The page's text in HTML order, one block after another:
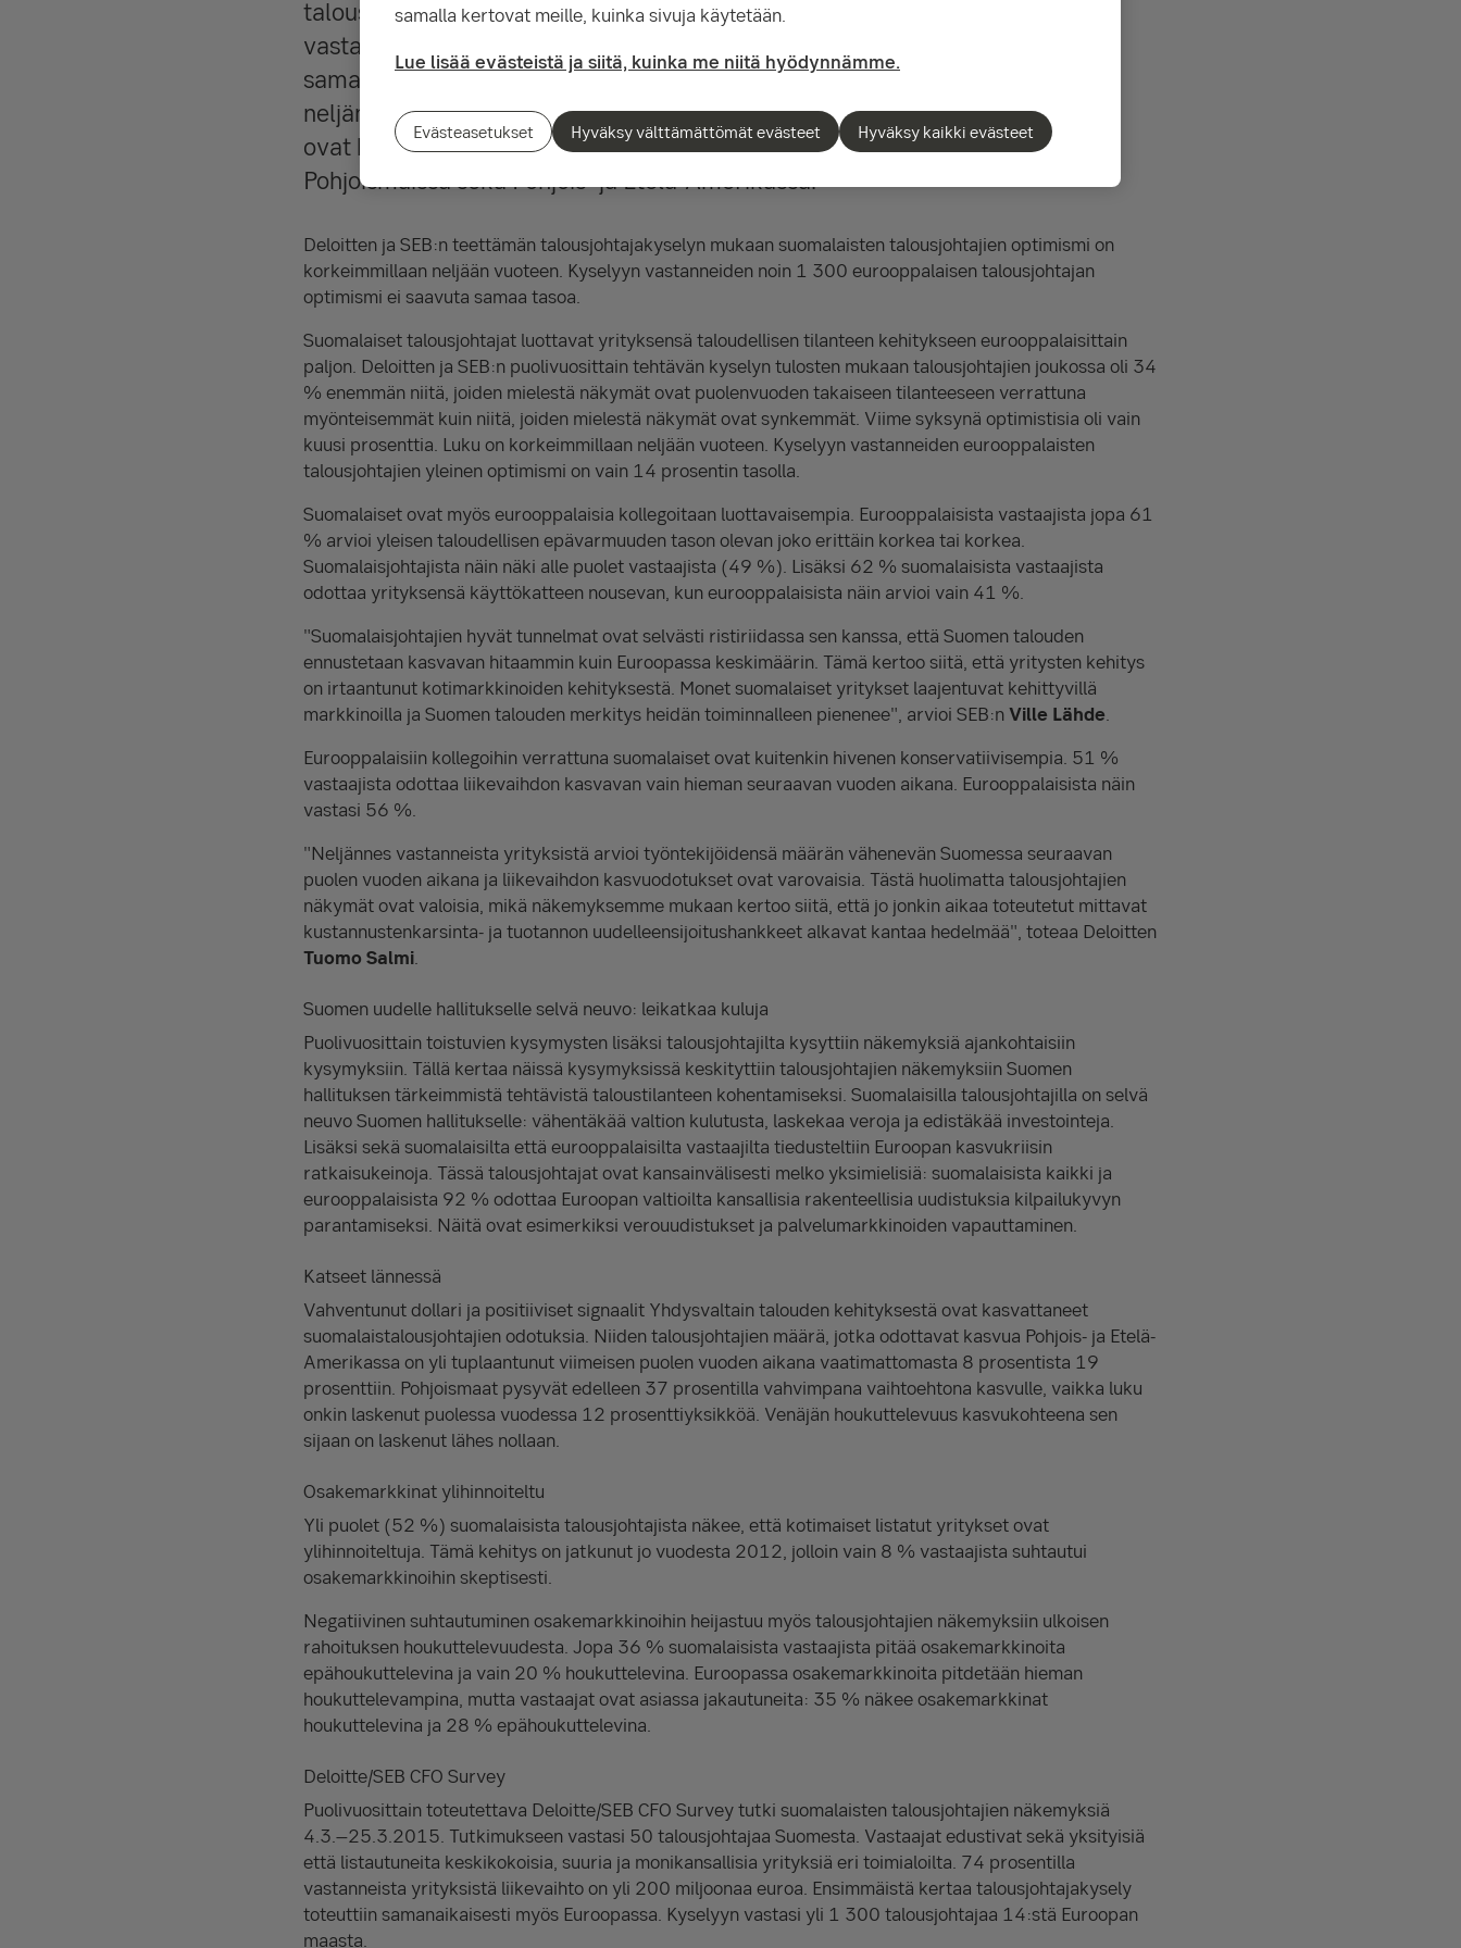
talousjohtajien optimismi on korkeimmillaan neljään vuoteen. Kyselyyn
vastanneiden noin 1 300 eurooppalaisen talousjohtajan optimismi ei saavuta
samaa tasoa. Optimismista huolimatta irtisanomisia on tiedossa vielä
neljännekseen vastanneista yrityksistä. Suomalaisten talousjohtajien katseet
ovat kääntyneet vahvasti länteen: parhaat kasvumahdollisuudet nähdään
Pohjoismaissa sekä Pohjois- ja Etelä-Amerikassa.
Deloitten ja SEB:n teettämän talousjohtajakyselyn mukaan suomalaisten talousjohtajien optimismi on
korkeimmillaan neljään vuoteen. Kyselyyn vastanneiden noin 1 300 eurooppalaisen talousjohtajan
optimismi ei saavuta samaa tasoa.
Suomalaiset talousjohtajat luottavat yrityksensä taloudellisen tilanteen kehitykseen eurooppalaisittain
paljon. Deloitten ja SEB:n puolivuosittain tehtävän kyselyn tulosten mukaan talousjohtajien joukossa oli 34
% enemmän niitä, joiden mielestä näkymät ovat puolenvuoden takaiseen tilanteeseen verrattuna
myönteisemmät kuin niitä, joiden mielestä näkymät ovat synkemmät. Viime syksynä optimistisia oli vain
kuusi prosenttia. Luku on korkeimmillaan neljään vuoteen. Kyselyyn vastanneiden eurooppalaisten
talousjohtajien yleinen optimismi on vain 14 prosentin tasolla.
Suomalaiset ovat myös eurooppalaisia kollegoitaan luottavaisempia. Eurooppalaisista vastaajista jopa 61
% arvioi yleisen taloudellisen epävarmuuden tason olevan joko erittäin korkea tai korkea.
Suomalaisjohtajista näin näki alle puolet vastaajista (49 %). Lisäksi 62 % suomalaisista vastaajista
odottaa yrityksensä käyttökatteen nousevan, kun eurooppalaisista näin arvioi vain 41 %.
"Suomalaisjohtajien hyvät tunnelmat ovat selvästi ristiriidassa sen kanssa, että Suomen talouden
ennustetaan kasvavan hitaammin kuin Euroopassa keskimäärin. Tämä kertoo siitä, että yritysten kehitys
on irtaantunut kotimarkkinoiden kehityksestä. Monet suomalaiset yritykset laajentuvat kehittyvillä
markkinoilla ja Suomen talouden merkitys heidän toiminnalleen pienenee", arvioi SEB:nVille Lähde.
Eurooppalaisiin kollegoihin verrattuna suomalaiset ovat kuitenkin hivenen konservatiivisempia. 51 %
vastaajista odottaa liikevaihdon kasvavan vain hieman seuraavan vuoden aikana. Eurooppalaisista näin
vastasi 56 %.
"Neljännes vastanneista yrityksistä arvioi työntekijöidensä määrän vähenevän Suomessa seuraavan
puolen vuoden aikana ja liikevaihdon kasvuodotukset ovat varovaisia. Tästä huolimatta talousjohtajien
näkymät ovat valoisia, mikä näkemyksemme mukaan kertoo siitä, että jo jonkin aikaa toteutetut mittavat
kustannustenkarsinta- ja tuotannon uudelleensijoitushankkeet alkavat kantaa hedelmää", toteaa Deloitten
Tuomo Salmi.
Suomen uudelle hallitukselle selvä neuvo: leikatkaa kuluja
Puolivuosittain toistuvien kysymysten lisäksi talousjohtajilta kysyttiin näkemyksiä ajankohtaisiin
kysymyksiin. Tällä kertaa näissä kysymyksissä keskityttiin talousjohtajien näkemyksiin Suomen
hallituksen tärkeimmistä tehtävistä taloustilanteen kohentamiseksi. Suomalaisilla talousjohtajilla on selvä
neuvo Suomen hallitukselle: vähentäkää valtion kulutusta, laskekaa veroja ja edistäkää investointeja.
Lisäksi sekä suomalaisilta että eurooppalaisilta vastaajilta tiedusteltiin Euroopan kasvukriisin
ratkaisukeinoja. Tässä talousjohtajat ovat kansainvälisesti melko yksimielisiä: suomalaisista kaikki ja
eurooppalaisista 92 % odottaa Euroopan valtioilta kansallisia rakenteellisia uudistuksia kilpailukyvyn
parantamiseksi. Näitä ovat esimerkiksi verouudistukset ja palvelumarkkinoiden vapauttaminen.
Katseet lännessä
Vahventunut dollari ja positiiviset signaalit Yhdysvaltain talouden kehityksestä ovat kasvattaneet
suomalaistalousjohtajien odotuksia. Niiden talousjohtajien määrä, jotka odottavat kasvua Pohjois- ja Etelä-
Amerikassa on yli tuplaantunut viimeisen puolen vuoden aikana vaatimattomasta 8 prosentista 19
prosenttiin. Pohjoismaat pysyvät edelleen 37 prosentilla vahvimpana vaihtoehtona kasvulle, vaikka luku
onkin laskenut puolessa vuodessa 12 prosenttiyksikköä. Venäjän houkuttelevuus kasvukohteena sen
sijaan on laskenut lähes nollaan.
Osakemarkkinat ylihinnoiteltu
Yli puolet (52 %) suomalaisista talousjohtajista näkee, että kotimaiset listatut yritykset ovat
ylihinnoiteltuja. Tämä kehitys on jatkunut jo vuodesta 2012, jolloin vain 8 % vastaajista suhtautui
osakemarkkinoihin skeptisesti.
Negatiivinen suhtautuminen osakemarkkinoihin heijastuu myös talousjohtajien näkemyksiin ulkoisen
rahoituksen houkuttelevuudesta. Jopa 36 % suomalaisista vastaajista pitää osakemarkkinoita
epähoukuttelevina ja vain 20 % houkuttelevina. Euroopassa osakemarkkinoita pitdetään hieman
houkuttelevampina, mutta vastaajat ovat asiassa jakautuneita: 35 % näkee osakemarkkinat
houkuttelevina ja 28 % epähoukuttelevina.
Deloitte/SEB CFO Survey
Puolivuosittain toteutettava Deloitte/SEB CFO Survey tutki suomalaisten talousjohtajien näkemyksiä
4.3.–25.3.2015. Tutkimukseen vastasi 50 talousjohtajaa Suomesta. Vastaajat edustivat sekä yksityisiä
että listautuneita keskikokoisia, suuria ja monikansallisia yrityksiä eri toimialoilta. 74 prosentilla
vastanneista yrityksistä liikevaihto on yli 200 miljoonaa euroa. Ensimmäistä kertaa talousjohtajakysely
toteuttiin samanaikaisesti myös Euroopassa. Kyselyyn vastasi yli 1 300 talousjohtajaa 14:stä Euroopan
maasta.
samalla kertovat meille, kuinka sivuja käytetään.
Lue lisää evästeistä ja siitä, kuinka me niitä hyödynnämme.
Evästeasetukset Hyväksy välttämättömät evästeet Hyväksy kaikki evästeet